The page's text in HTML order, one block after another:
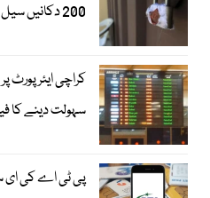
200 دکانیں سیل
کراچی ایئرپورٹ
سہولت دینے کا
پی ٹی اے کی ای